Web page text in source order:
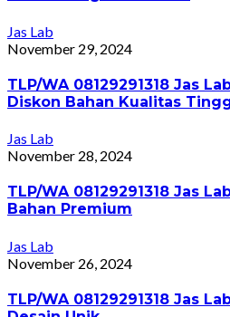
Jas Lab
November 29, 2024
TLP/WA 08129291318 Jas
Diskon Bahan Kualitas
Jas Lab
November 28, 2024
TLP/WA 08129291318 Jas
Bahan Premium
Jas Lab
November 26, 2024
TLP/WA 08129291318 Jas